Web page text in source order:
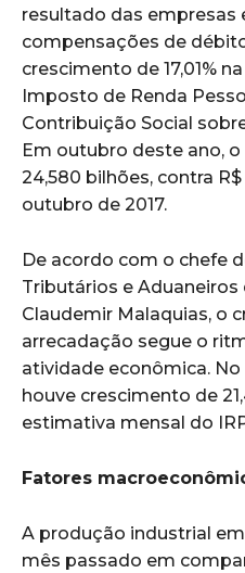
resultado das empresas
compensações de
crescimento de 17,01%
Imposto de Renda
Contribuição Social
Em outubro deste ano, o
24,580 bilhões, contra
outubro de 2017.
De acordo com o chefe
Tributários e Aduaneiros
Claudemir Malaquias, o
arrecadação segue o
atividade econômica.
houve crescimento de
estimativa mensal do
Fatores
A produção industrial
mês passado em